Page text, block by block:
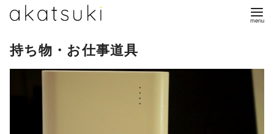
持ち物・お仕事道具